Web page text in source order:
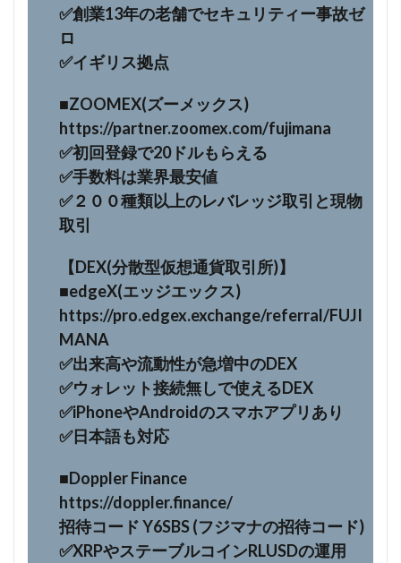
✅創業13年の老舗でセキュリティー事故ゼ
ロ
✅イギリス拠点
■ZOOMEX(ズーメックス)
https://partner.zoomex.com/fujimana
✅初回登録で20ドルもらえる
✅手数料は業界最安値
✅２００種類以上のレバレッジ取引と現物
取引
【DEX(分散型仮想通貨取引所)】
■edgeX(エッジエックス)
https://pro.edgex.exchange/referral/FUJI
MANA
✅️出来高や流動性が急増中のDEX
✅️ウォレット接続無しで使えるDEX
✅️iPhoneやAndroidのスマホアプリあり
✅️日本語も対応
■Doppler Finance
https://doppler.finance/
招待コード Y6SBS (フジマナの招待コード)
✅️XRPやステーブルコインRLUSDの運用